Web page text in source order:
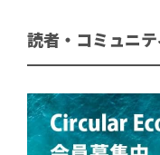
読者・コミュニテ